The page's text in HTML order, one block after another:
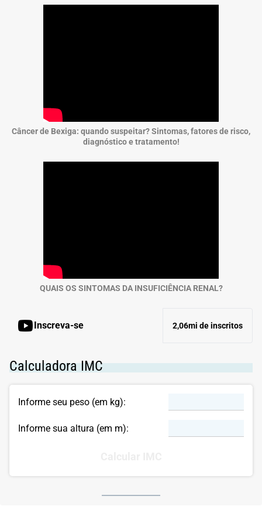
Câncer de Bexiga: quando suspeitar? Sintomas, fatores de risco,
diagnóstico e tratamento!
QUAIS OS SINTOMAS DA INSUFICIÊNCIA RENAL?
Inscreva-se 2,06mi de inscritos
Calculadora IMC
Informe seu peso (em kg):
Informe sua altura (em m):